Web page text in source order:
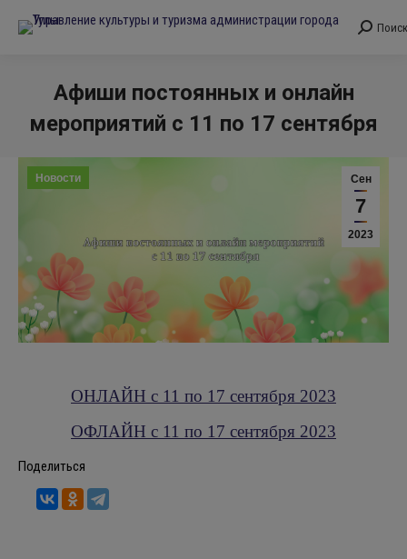
Поиск:
Поиск
Афиши постоянных и онлайн
мероприятий с 11 по 17 сентября
Сен
7
2023
Новости
ОНЛАЙН с 11 по 17 сентября 2023
ОФЛАЙН с 11 по 17 сентября 2023
Поделиться